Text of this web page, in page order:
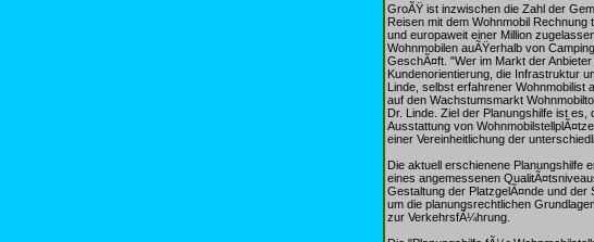
GroÃŸ ist inzwischen die Zahl der
Reisen mit dem Wohnmobil
und europaweit einer Million
Wohnmobilen auÃŸerhalb von
GeschÃ¤ft. "Wer im Markt der
Kundenorientierung, die Infrastruktur
Linde, selbst erfahrener Wohnmobilist
auf den Wachstumsmarkt
Dr. Linde. Ziel der Planungshilfe ist
Ausstattung von
einer Vereinheitlichung der
Die aktuell erschienene Planungshilfe
eines angemessenen
Gestaltung der PlatzgelÃ¤nde und der
um die planungsrechtlichen
zur VerkehrsfÃ¼hrung.